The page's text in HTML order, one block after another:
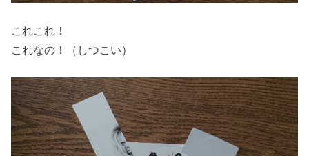
これこれ！
これなの！（しつこい）